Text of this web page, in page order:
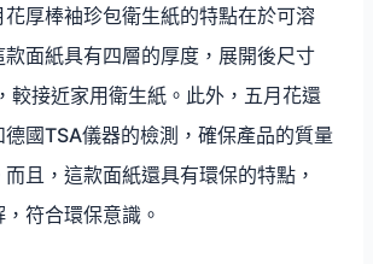
厚棒袖珍包衛生紙的特點在於可溶
面紙具有四層的厚度，展開後尺寸
較接近家用衛生紙。此外，五月花還
國TSA儀器的檢測，確保產品的質量
且，這款面紙還具有環保的特點，
符合環保意識。